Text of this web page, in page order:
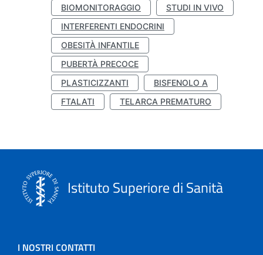
BIOMONITORAGGIO
STUDI IN VIVO
INTERFERENTI ENDOCRINI
OBESITÀ INFANTILE
PUBERTÀ PRECOCE
PLASTICIZZANTI
BISFENOLO A
FTALATI
TELARCA PREMATURO
Istituto Superiore di Sanità
I NOSTRI CONTATTI